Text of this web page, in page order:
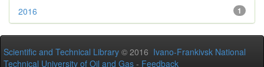
1
2016
Scientific and Technical Library © 2016 Ivano-Frankivsk National
Technical University of Oil and Gas - Feedback